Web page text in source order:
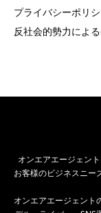
プライバシーポリ
反社会的勢力によ
オンエアエージェン
お客様のビジネスニー
オンエアエージェント